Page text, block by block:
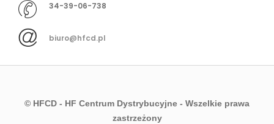
34-39-06-738
biuro@hfcd.pl
© HFCD - HF Centrum Dystrybucyjne - Wszelkie prawa
zastrzeżony